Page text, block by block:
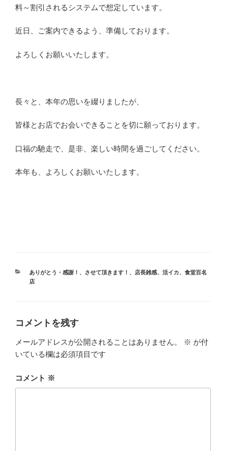
料～割引されるシステムで想定しています。
近日、ご案内できるよう、準備しております。
よろしくお願いいたします。
長々と、本年の思いを綴りましたが、
皆様とお店でお会いできることを切に願っております。
口福の馳走で、是非、楽しい時間を過ごしてください。
本年も、よろしくお願いいたします。
カ
テ
ありがとう・感謝！ 、 させて頂きます！ 、 店長雑感、 活イカ、 食堂百名
店
コメントを残す
メールアドレスが公開されることはありません。 ※ が付
いている欄は必須項目です
コメント ※